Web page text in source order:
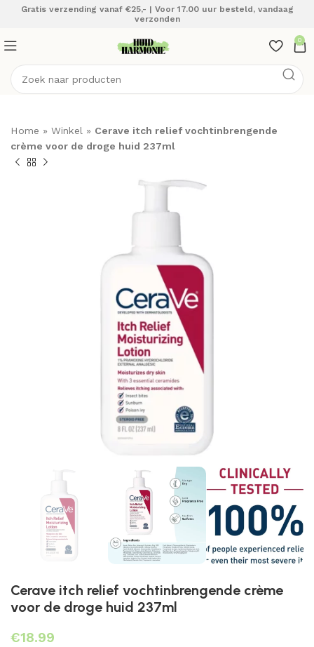
Gratis verzending vanaf €25,- | Voor 17.00 uur besteld, vandaag
verzonden
0
Home » Winkel » Cerave itch relief vochtinbrengende
crème voor de droge huid 237ml
Cerave itch relief vochtinbrengende crème
voor de droge huid 237ml
€